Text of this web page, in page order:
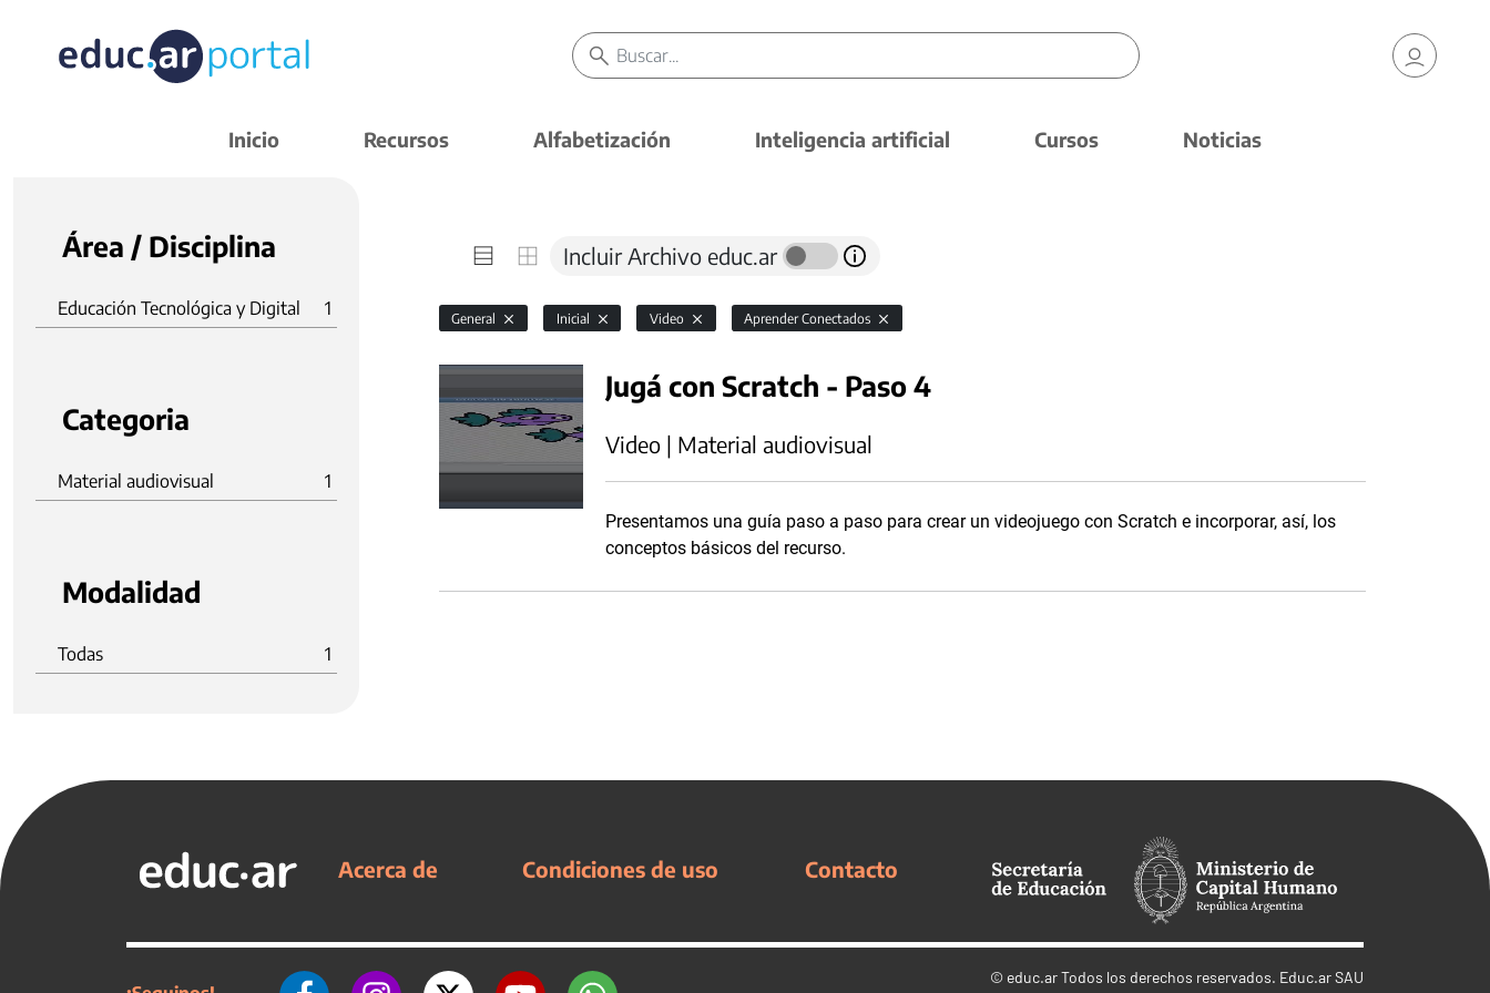
Inicio Recursos Alfabetización Inteligencia artificial Cursos Noticias
Área / Disciplina
Educación Tecnológica y Digital 1
Categoria
Material audiovisual 1
Modalidad
Todas 1
Incluir Archivo educ.ar
General Inicial Video Aprender Conectados
Jugá con Scratch - Paso 4
Video | Material audiovisual
Presentamos una guía paso a paso para crear un videojuego con Scratch e incorporar, así, los
conceptos básicos del recurso.
Acerca de Condiciones de uso Contacto
© educ.arTodos los derechos reservados. Educ.ar SAU